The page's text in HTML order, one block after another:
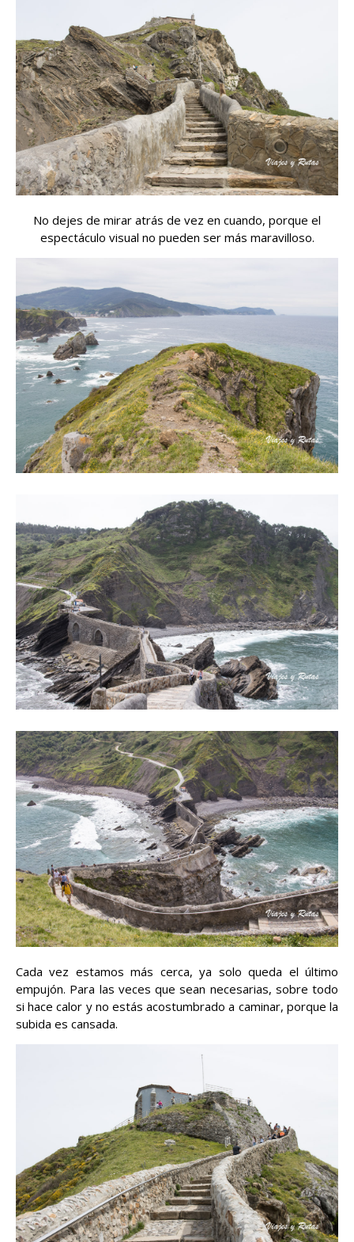
No dejes de mirar atrás de vez en cuando, porque el
espectáculo visual no pueden ser más maravilloso.
Cada vez estamos más cerca, ya solo queda el último
empujón. Para las veces que sean necesarias, sobre todo
si hace calor y no estás acostumbrado a caminar, porque la
subida es cansada.